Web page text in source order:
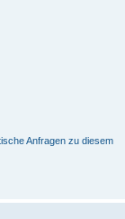
Anfragen zu diesem